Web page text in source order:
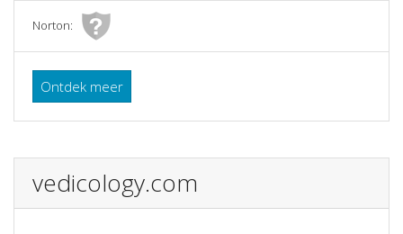
Norton:
Ontdek meer
vedicology.com